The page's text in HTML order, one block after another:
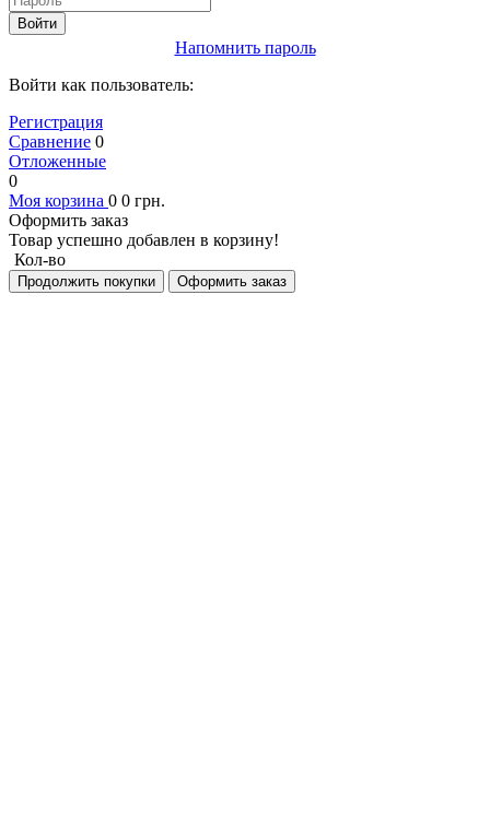
Войти
Напомнить пароль
Войти как пользователь:
Регистрация
Сравнение 0
Отложенные
0
Моя корзина 0 0 грн.
Оформить заказ
Товар успешно добавлен в корзину!
Кол-во
Продолжить покупки Оформить заказ